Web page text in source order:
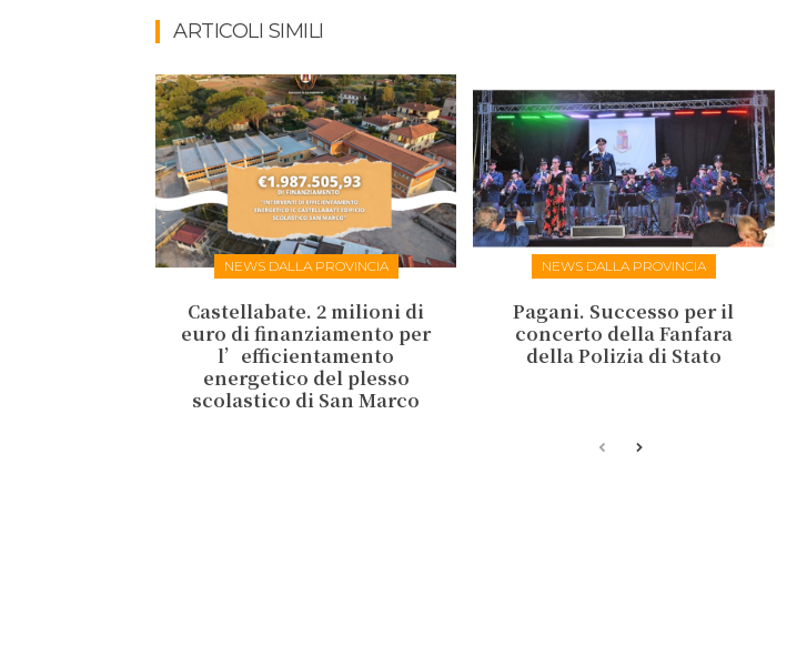
ARTICOLI SIMILI
NEWS DALLA PROVINCIA
Castellabate. 2 milioni di
euro di finanziamento per
l’efficientamento
energetico del plesso
scolastico di San Marco
NEWS DALLA PROVINCIA
Pagani. Successo per il
concerto della Fanfara
della Polizia di Stato